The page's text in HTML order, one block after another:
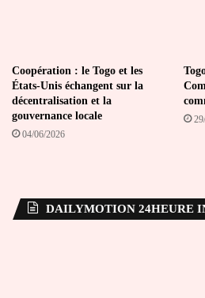
Coopération : le Togo et les
États-Unis échangent sur la
décentralisation et la
gouvernance locale
04/06/2026
DAILYMOTION 24HEURE